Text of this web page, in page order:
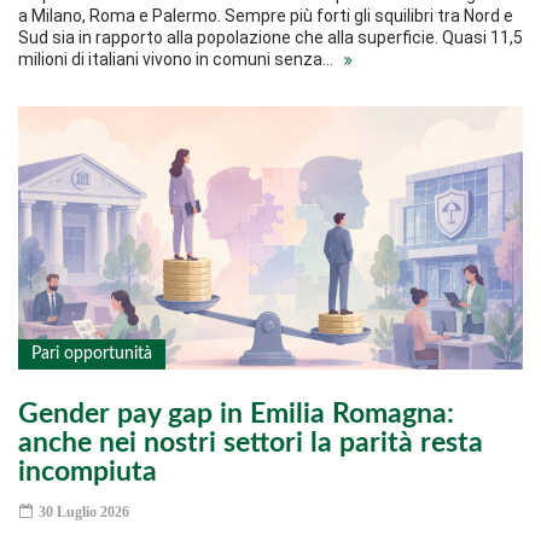
a Milano, Roma e Palermo. Sempre più forti gli squilibri tra Nord e
Sud sia in rapporto alla popolazione che alla superficie. Quasi 11,5
milioni di italiani vivono in comuni senza…
Pari opportunità
Gender pay gap in Emilia Romagna:
anche nei nostri settori la parità resta
incompiuta
30 Luglio 2026